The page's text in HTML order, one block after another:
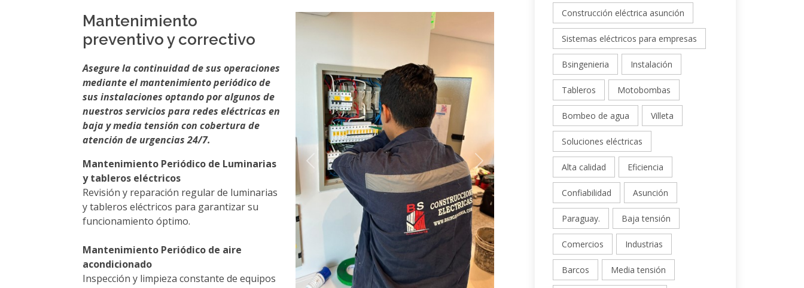
Mantenimiento
preventivo y correctivo
Asegure la continuidad de sus operaciones
mediante el mantenimiento periódico de
sus instalaciones optando por algunos de
nuestros servicios para redes eléctricas en
baja y media tensión con cobertura de
atención de urgencias 24/7.
Mantenimiento Periódico de Luminarias
y tableros eléctricos
Revisión y reparación regular de luminarias
y tableros eléctricos para garantizar su
funcionamiento óptimo.
Mantenimiento Periódico de aire
acondicionado
Inspección y limpieza constante de equipos
Previous Next
Construcción eléctrica asunción
Sistemas eléctricos para empresas
Bsingenieria Instalación
Tableros Motobombas
Bombeo de agua Villeta
Soluciones eléctricas
Alta calidad Eficiencia
Confiabilidad Asunción
Paraguay. Baja tensión
Comercios Industrias
Barcos Media tensión